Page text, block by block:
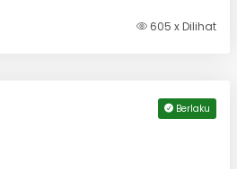
605 x Dilihat
Berlaku